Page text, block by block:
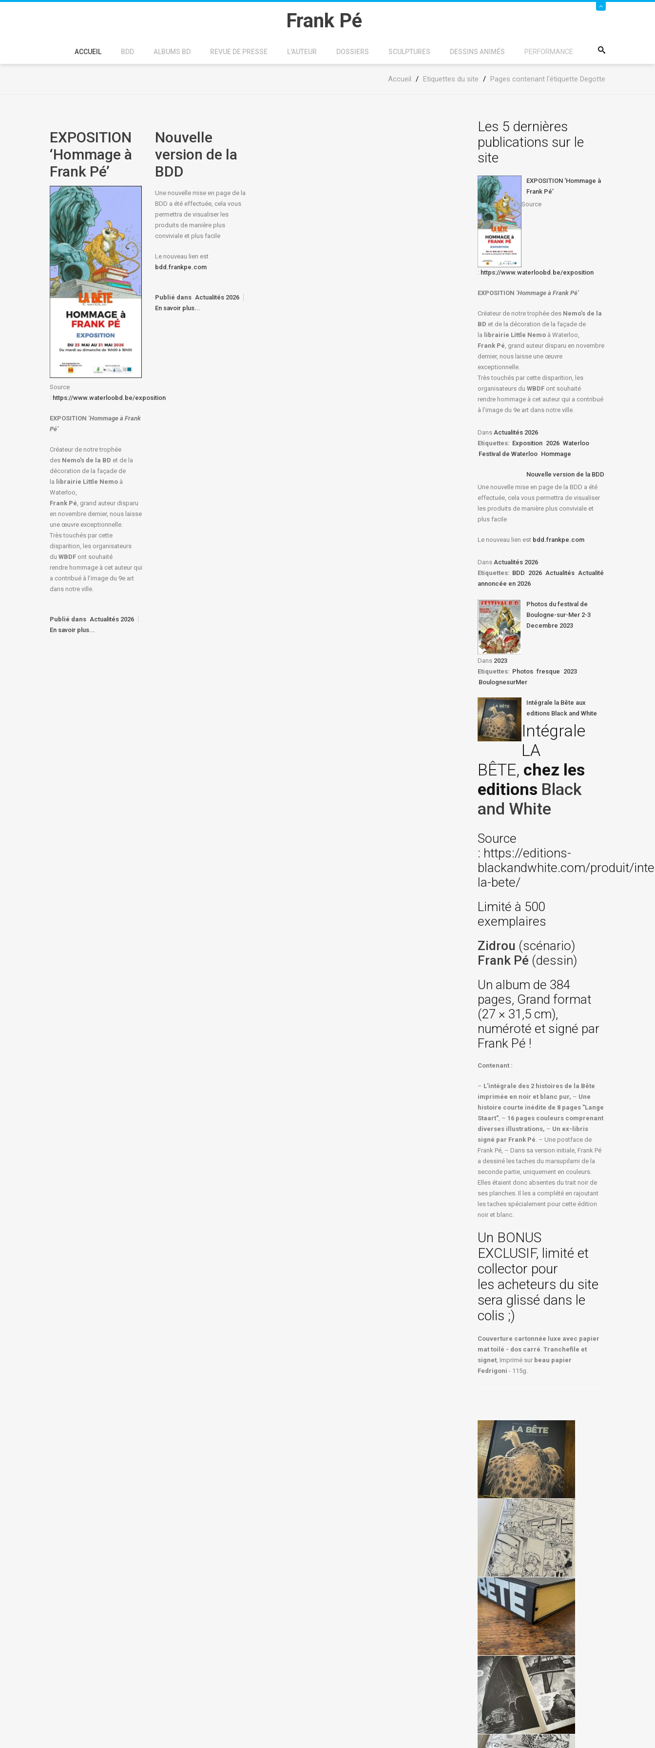
Frank Pé
ACCUEIL BDD ALBUMS BD REVUE DE PRESSE L'AUTEUR DOSSIERS SCULPTURES DESSINS ANIMÉS PERFORMANCE
Accueil / Etiquettes du site / Pages contenant l'étiquette Degotte
EXPOSITION
‘Hommage à
Frank Pé’
Source
: https://www.waterloobd.be/exposition
EXPOSITION ‘Hommage à Frank
Pé’
Créateur de notre trophée
des Nemo’s de la BD et de la
décoration de la façade de
la librairie Little Nemo à
Waterloo,
Frank Pé , grand auteur disparu
en novembre dernier, nous laisse
une œuvre exceptionnelle.
Très touchés par cette
disparition, les organisateurs
du WBDF ont souhaité
rendre hommage à cet auteur qui
a contribué à l’image du 9e art
dans notre ville.
Publié dans Actualités 2026
En savoir plus...
Nouvelle
version de la
BDD
Une nouvelle mise en page de la
BDD a été effectuée, cela vous
permettra de visualiser les
produits de manière plus
conviviale et plus facile
Le nouveau lien est
bdd.frankpe.com
Publié dans Actualités 2026
En savoir plus...
Les 5 dernières
publications sur le
site
EXPOSITION ‘Hommage à
Frank Pé’
Source
: https://www.waterloobd.be/exposition
EXPOSITION ‘Hommage à Frank Pé’
Créateur de notre trophée des Nemo’s de la
BD et de la décoration de la façade de
la librairie Little Nemoà Waterloo,
Frank Pé, grand auteur disparu en novembre
dernier, nous laisse une œuvre
exceptionnelle.
Très touchés par cette disparition, les
organisateurs du WBDF ont souhaité
rendre hommage à cet auteur qui a contribué
à l’image du 9e art dans notre ville.
Dans Actualités 2026
Etiquettes: Exposition 2026 Waterloo
Festival de Waterloo Hommage
Nouvelle version de la BDD
Une nouvelle mise en page de la BDD a été
effectuée, cela vous permettra de visualiser
les produits de manière plus conviviale et
plus facile
Le nouveau lien est bdd.frankpe.com
Dans Actualités 2026
Etiquettes: BDD 2026 Actualités Actualité
annoncée en 2026
Photos du festival de
Boulogne-sur-Mer 2-3
Decembre 2023
Dans 2023
Etiquettes: Photos fresque 2023
BoulognesurMer
Intégrale la Bête aux
editions Black and White
Intégrale
LA
BÊTE, chez les
editions Black
and White
Source
: https://editions-
blackandwhite.com/produit/
la-bete/
Limité à 500
exemplaires
Zidrou (scénario)
Frank Pé (dessin)
Un album de 384
pages, Grand format
(27 × 31,5 cm),
numéroté et signé par
Frank Pé !
Contenant :
– L'intégrale des 2 histoires de la Bête
imprimée en noir et blanc pur, – Une
histoire courte inédite de 8 pages "Lange
Staart", – 16 pages couleurs comprenant
diverses illustrations, – Un ex-libris
signé par Frank Pé. – Une postface de
Frank Pé, – Dans sa version initiale, Frank Pé
a dessiné les taches du marsupilami de la
seconde partie, uniquement en couleurs.
Elles étaient donc absentes du trait noir de
ses planches. Il les a complété en rajoutant
les taches spécialement pour cette édition
noir et blanc.
Un BONUS
EXCLUSIF, limité et
collector pour
les acheteurs du site
sera glissé dans le
colis ;)
Couverture cartonnée luxe avec papier
mat toilé - dos carré. Tranchefile et
signet, Imprimé sur beau papier
Fedrigoni - 115g.